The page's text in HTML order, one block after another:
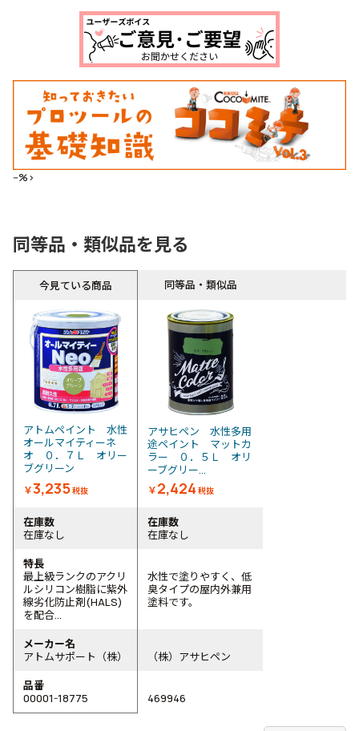
--%>
同等品・類似品を見る
今見ている商品 同等品・類似品
アトムペイント 水性
オールマイティーネ
オ ０．７Ｌ オリー
ブグリーン
￥3,235税抜
アサヒペン 水性多用
途ペイント マットカ
ラー ０．５Ｌ オリ
ーブグリー...
￥2,424 税抜
在庫数
在庫なし
在庫数
在庫なし
特長
最上級ランクのアクリ
ルシリコン樹脂に紫外
線劣化防止剤(HALS)
を配合...
水性で塗りやすく、低
臭タイプの屋内外兼用
塗料です。
メーカー名
アトムサポート（株）
（株）アサヒペン
品番
00001-18775
469946